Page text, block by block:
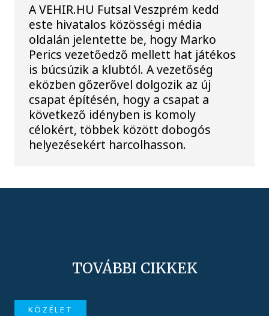
A VEHIR.HU Futsal Veszprém kedd
este hivatalos közösségi média
oldalán jelentette be, hogy Marko
Perics vezetőedző mellett hat játékos
is búcsúzik a klubtól. A vezetőség
eközben gőzerővel dolgozik az új
csapat építésén, hogy a csapat a
következő idényben is komoly
célokért, többek között dobogós
helyezésekért harcolhasson.
TOVÁBBI CIKKEK
KÖZÉLET